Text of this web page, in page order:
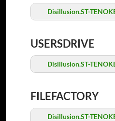
Disillusion.ST-
USERSDRIVE
Disillusion.ST-
FILEFACTORY
Disillusion.ST-